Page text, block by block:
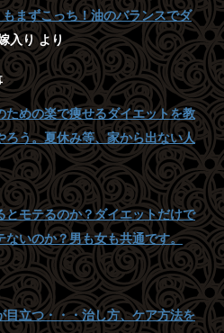
まずこっち！油のバランスでダ
入りより
ための楽で痩せるダイエットを教
ろう。夏休み等、家から出ない人
とモテるのか？ダイエットだけで
ないのか？男も女も共通です。
目立つ・・・治し方、ケア方法を